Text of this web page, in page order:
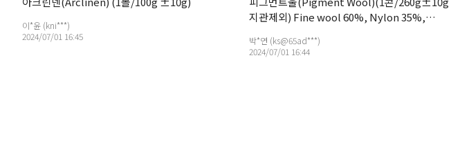
이*윤 (kni***)
2024/07/01 16:45
지관제외) Fine wool 60%, Nylon 35%,
박*연 (ks@65ad***)
2024/07/01 16:44